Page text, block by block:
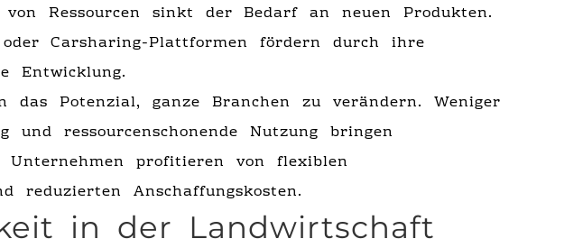
von Ressourcen sinkt der Bedarf an neuen Produkten.
Carsharing-Plattformen fördern durch ihre
Entwicklung.
das Potenzial, ganze Branchen zu verändern. Weniger
und ressourcenschonende Nutzung bringen
Unternehmen profitieren von flexiblen
reduzierten Anschaffungskosten.
in der Landwirtschaft